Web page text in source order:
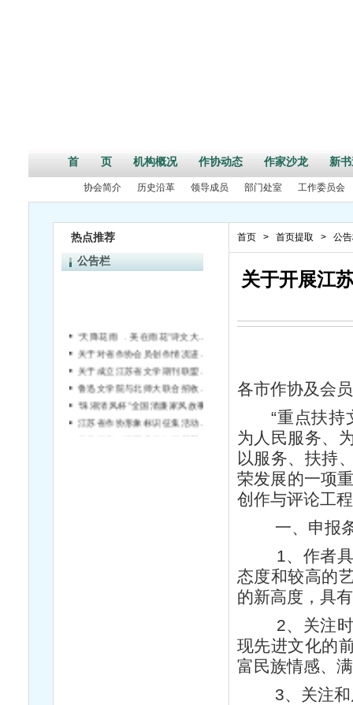
首 页 机构概况 作协动态 作家沙龙 新
协会简介 历史沿革 领导成员 部门处室 工作委员会
热点推荐
公告栏
首页 > 首页提取 > 公
关于开展江
各市作协及会
“重点扶持文
为人民服务、
以服务、扶持
荣发展的一项
创作与评论工
一、申报
1、作者具有
态度和较高的
的新高度，具
2、关注时代
现先进文化的
富民族情感、
3、关注和反